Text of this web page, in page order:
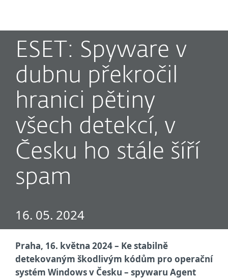
ESET: Spyware v
dubnu překročil
hranici pětiny
všech detekcí, v
Česku ho stále šíří
spam
16. 05. 2024
Praha, 16. května 2024 – Ke stabilně
detekovaným škodlivým kódům pro operační
systém Windows v Česku – spywaru Agent